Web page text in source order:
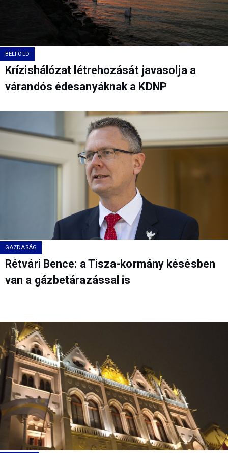
BELFÖLD
Krízishálózat létrehozását javasolja a
várandós édesanyáknak a KDNP
GAZDASÁG
Rétvári Bence: a Tisza-kormány késésben
van a gázbetárazással is